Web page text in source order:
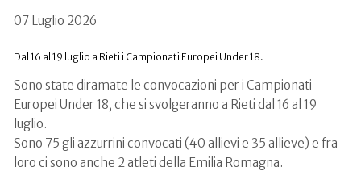
07 Luglio 2026
Dal 16 al 19 luglio a Rieti i Campionati Europei Under 18.
Sono state diramate le convocazioni per i Campionati
Europei Under 18, che si svolgeranno a Rieti dal 16 al 19
luglio.
Sono 75 gli azzurrini convocati (40 allievi e 35 allieve) e fra
loro ci sono anche 2 atleti della Emilia Romagna.